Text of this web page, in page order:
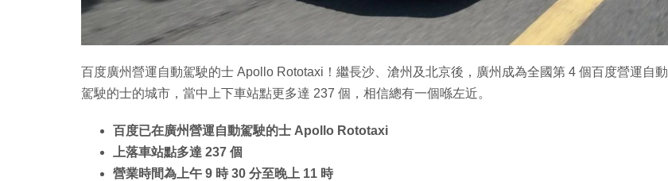
百度廣州營運自動駕駛的士 Apollo Rototaxi！繼長沙、滄州及北京後，廣州成為全國第 4 個百度營運自動
駕駛的士的城市，當中上下車站點更多達 237 個，相信總有一個喺左近。
百度已在廣州營運自動駕駛的士 Apollo Rototaxi
上落車站點多達 237 個
營業時間為上午 9 時 30 分至晚上 11 時